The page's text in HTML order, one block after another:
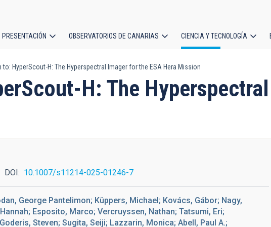
principal
PRESENTACIÓN OBSERVATORIOS DE CANARIAS CIENCIA Y TECNOLOGÍA
to: HyperScout-H: The Hyperspectral Imager for the ESA Hera Mission
H: The
DOI 10.1007/s11214-025-01246-7
George Pantelimon; Küppers, Michael; Kovács, Gábor; Nagy,
Esposito, Marco; Vercruyssen, Nathan; Tatsumi, Eri;
Steven; Sugita, Seiji; Lazzarin, Monica; Abell, Paul A.;